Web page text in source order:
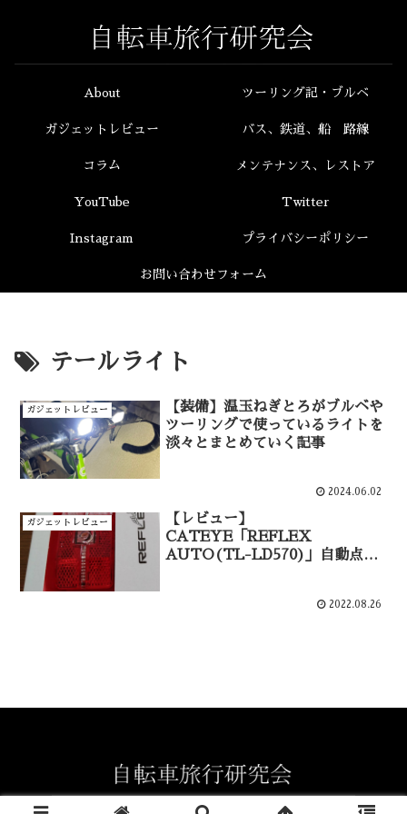
About ツーリング記・ブルベ
ガジェットレビュー バス、鉄道、船 路線
コラム メンテナンス、レストア
YouTube Twitter
Instagram プライバシーポリシー
お問い合わせフォーム
テールライト
ガジェットレビュー
【装備】温玉ねぎとろがブルベや
ツーリングで使っているライトを
淡々とまとめていく記事
2024.06.02
ガジェットレビュー
【レビュー】
CATEYE「REFLEX
AUTO(TL-LD570)」自動点灯
2022.08.26